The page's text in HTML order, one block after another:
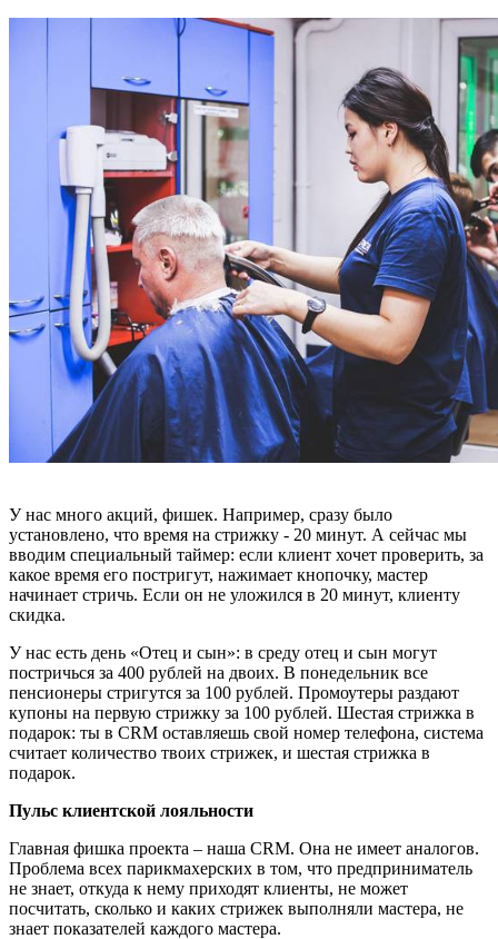
У нас много акций, фишек. Например, сразу было
установлено, что время на стрижку - 20 минут. А сейчас мы
вводим специальный таймер: если клиент хочет проверить, за
какое время его постригут, нажимает кнопочку, мастер
начинает стричь. Если он не уложился в 20 минут, клиенту
скидка.
У нас есть день «Отец и сын»: в среду отец и сын могут
постричься за 400 рублей на двоих. В понедельник все
пенсионеры стригутся за 100 рублей. Промоутеры раздают
купоны на первую стрижку за 100 рублей. Шестая стрижка в
подарок: ты в CRM оставляешь свой номер телефона, система
считает количество твоих стрижек, и шестая стрижка в
подарок.
Пульс клиентской лояльности
Главная фишка проекта – наша CRM. Она не имеет аналогов.
Проблема всех парикмахерских в том, что предприниматель
не знает, откуда к нему приходят клиенты, не может
посчитать, сколько и каких стрижек выполняли мастера, не
знает показателей каждого мастера.